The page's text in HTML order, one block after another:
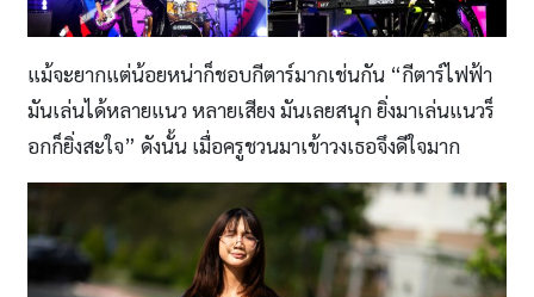
แม้จะยากแต่น้อยหน่าก็ชอบกีตาร์มากเช่นกัน “กีตาร์ไฟฟ้า
มันเล่นได้หลายแนว หลายเสียง มันเลยสนุก ยิ่งมาเล่นแนวร็
อกก็ยิ่งสะใจ” ดังนั้น เมื่อครูชวนมาเข้าวงเธอจึงดีใจมาก